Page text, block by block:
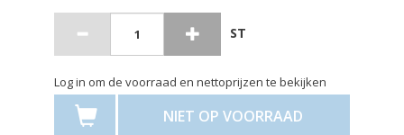
ST
Log in om de voorraad en nettoprijzen te bekijken
NIET OP VOORRAAD